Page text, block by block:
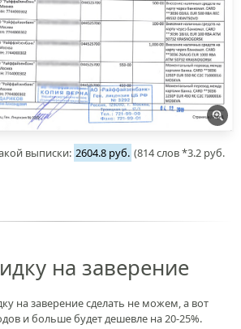
выписки: 2604.8 руб. (814 слов *3.2 руб.
на заверение
на заверение сделать не можем, а вот
и больше будет дешевле на 20-25%.